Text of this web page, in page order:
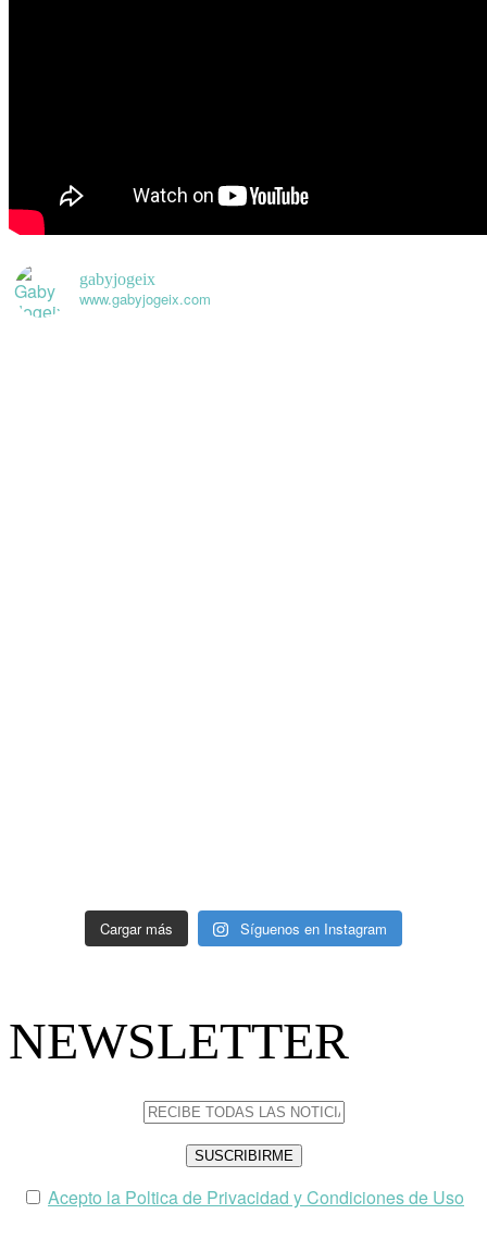
gabyjogeix
www.gabyjogeix.com
Cargar más Síguenos en Instagram
NEWSLETTER
Acepto la Poltica de Privacidad y Condiciones de Uso